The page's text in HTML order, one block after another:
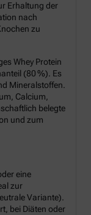
Erhaltung der
nach
zu
Whey Protein
(80 %). Es
Mineralstoffen.
Calcium,
belegte
und zum
eine
zur
Variante).
bei Diäten oder